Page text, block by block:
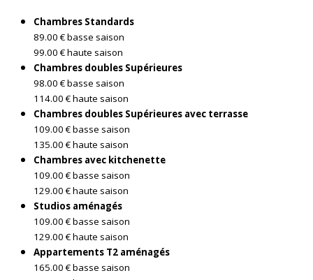
Chambres Standards
89.00 € basse saison
99.00 € haute saison
Chambres doubles Supérieures
98.00 € basse saison
114.00 € haute saison
Chambres doubles Supérieures avec terrasse
109.00 € basse saison
135.00 € haute saison
Chambres avec kitchenette
109.00 € basse saison
129.00 € haute saison
Studios aménagés
109.00 € basse saison
129.00 € haute saison
Appartements T2 aménagés
165.00 € basse saison